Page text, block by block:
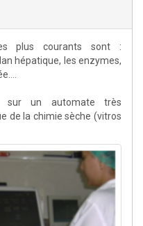
plus courants sont :
hépatique, les enzymes,
sur un automate très
de la chimie sèche (vitros